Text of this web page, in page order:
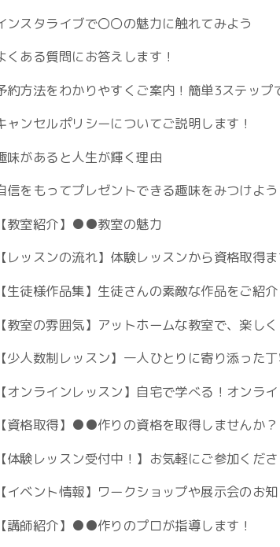
ンスタライブで〇〇の魅力に触れてみよう
くある質問にお答えします！
約方法をわかりやすくご案内！簡単3ステップ
ャンセルポリシーについてご説明します！
味があると人生が輝く理由
信をもってプレゼントできる趣味をみつけよう
【教室紹介】●●教室の魅力
【レッスンの流れ】体験レッスンから資格取得
【生徒様作品集】生徒さんの素敵な作品をご紹介
【教室の雰囲気】アットホームな教室で、楽し
【少人数制レッスン】一人ひとりに寄り添った
【オンラインレッスン】自宅で学べる！オン
【資格取得】●●作りの資格を取得しませんか？
【体験レッスン受付中！】お気軽にご参加くだ
【イベント情報】ワークショップや展示会のお
【講師紹介】●●作りのプロが指導します！